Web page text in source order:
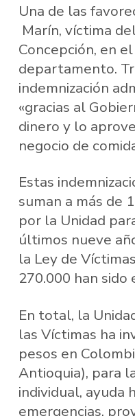
Una de las
Marín, víctima
Concepción, en
departamento.
indemnización
«gracias al
dinero y lo
negocio de
Estas
suman a más de
por la Unidad
últimos nueve
la Ley de
270.000 han sido
En total, la
las Víctimas ha
pesos en
Antioquia), para
individual, ayuda
emergencias,